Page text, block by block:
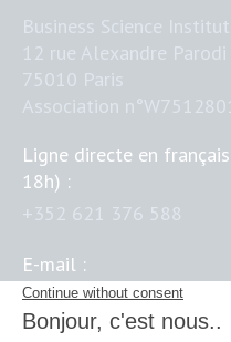
Ligne directe en
18h) :
E-mail :
contact@business-